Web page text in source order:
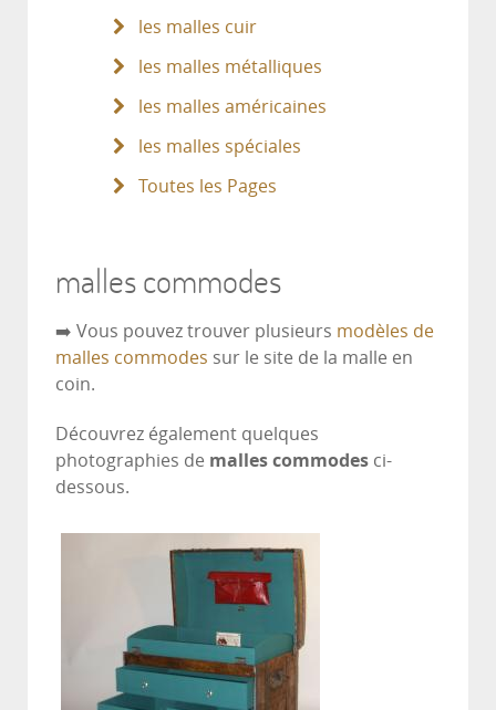
les malles cuir
les malles métalliques
les malles américaines
les malles spéciales
Toutes les Pages
malles commodes
➡️ Vous pouvez trouver plusieurs modèles de
malles commodes sur le site de la malle en
coin.
Découvrez également quelques
photographies de malles commodes ci-
dessous.